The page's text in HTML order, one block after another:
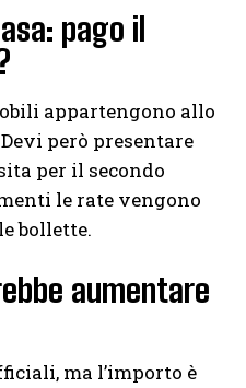
pago il
appartengono allo
però presentare
per il secondo
le rate vengono
bollette.
aumentare
ma l’importo è